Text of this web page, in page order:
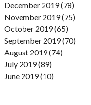
December 2019 (78)
November 2019 (75)
October 2019 (65)
September 2019 (70)
August 2019 (74)
July 2019 (89)
June 2019 (10)